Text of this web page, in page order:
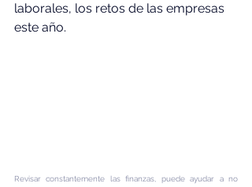
laborales, los retos de las empresas
este año.
Revisar constantemente las finanzas, puede ayudar a no